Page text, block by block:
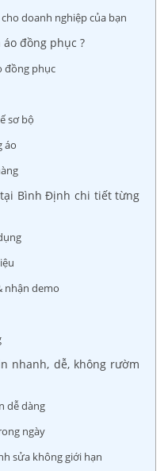
doanh nghiệp của bạn
đồng phục ?
đồng phục
sơ bộ
áo
Bình Định chi tiết từng
nhận demo
nhanh, dễ, không rườm
dễ dàng
ngày
sửa không giới hạn